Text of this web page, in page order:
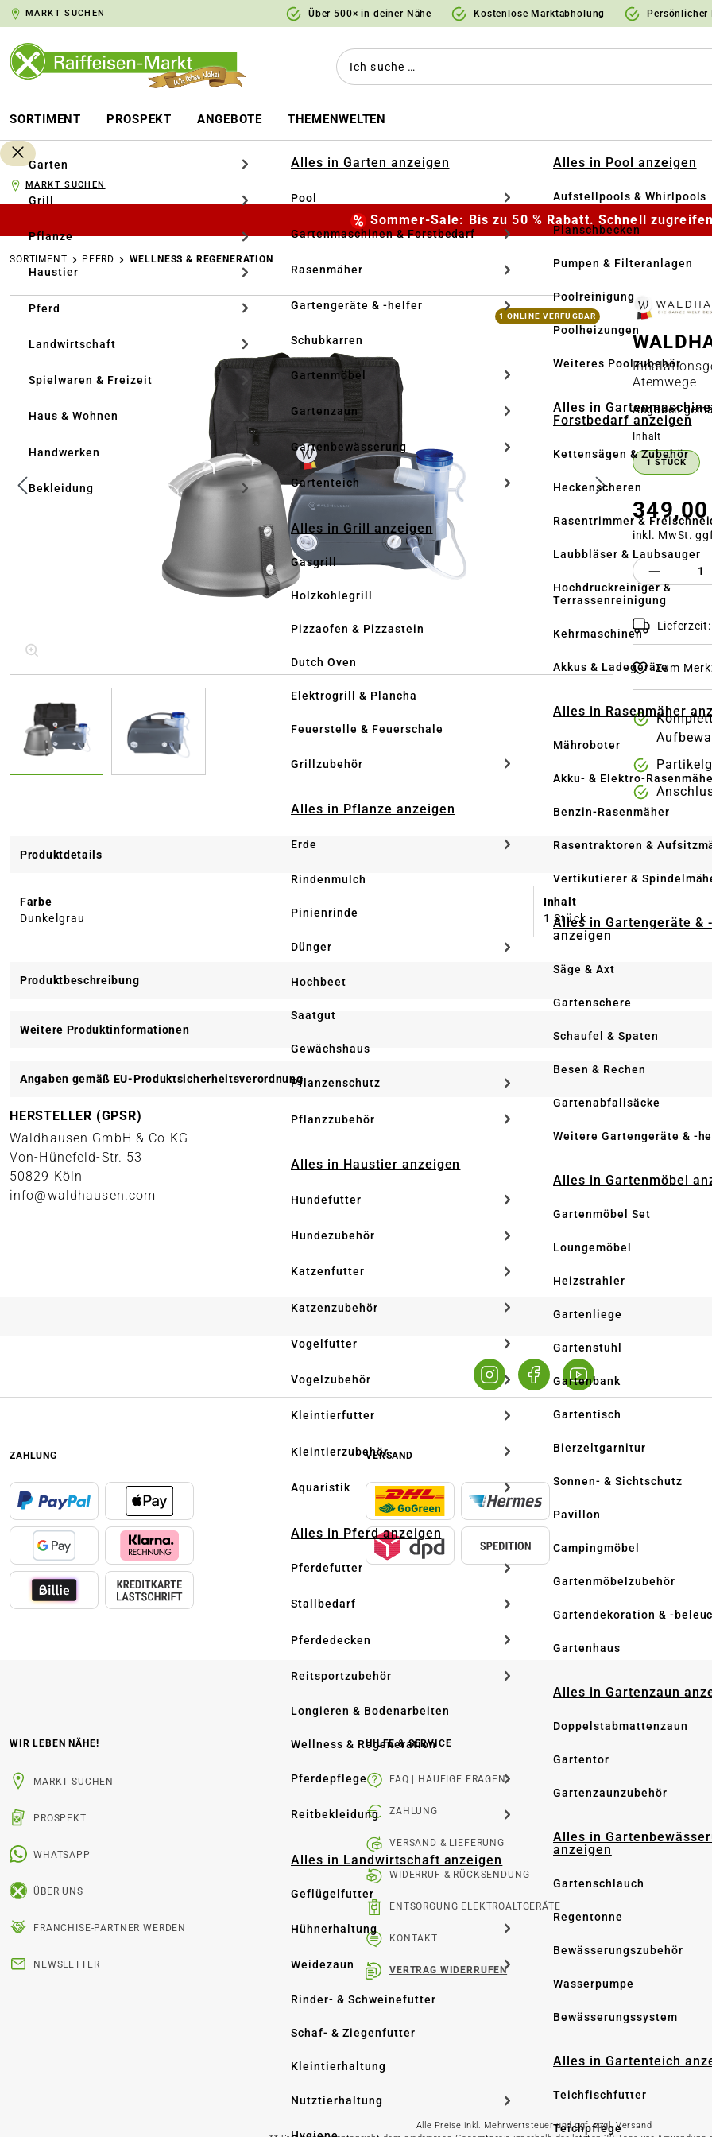
Zur Hauptnavigation springen
MARKT SUCHEN Über 500× in deiner Nähe Kostenlose Marktabholung Persönlicher
SORTIMENT PROSPEKT ANGEBOTE THEMENWELTEN
Garten
Grill
Pflanze
Haustier
Pferd
Landwirtschaft
Spielwaren & Freizeit
Haus & Wohnen
Handwerken
Bekleidung
Alles in Garten anzeigen
Pool
Gartenmaschinen & Forstbedarf
Rasenmäher
Gartengeräte & -helfer
Schubkarren
Gartenmöbel
Gartenzaun
Gartenbewässerung
Gartenteich
Alles in Grill anzeigen
Gasgrill
Holzkohlegrill
Pizzaofen & Pizzastein
Dutch Oven
Elektrogrill & Plancha
Feuerstelle & Feuerschale
Grillzubehör
Alles in Pflanze anzeigen
Erde
Rindenmulch
Pinienrinde
Dünger
Hochbeet
Saatgut
Gewächshaus
Pflanzenschutz
Pflanzzubehör
Alles in Haustier anzeigen
Hundefutter
Hundezubehör
Katzenfutter
Katzenzubehör
Vogelfutter
Vogelzubehör
Kleintierfutter
Kleintierzubehör
Aquaristik
Alles in Pferd anzeigen
Pferdefutter
Stallbedarf
Pferdedecken
Reitsportzubehör
Longieren & Bodenarbeiten
Wellness & Regeneration
Pferdepflege
Reitbekleidung
Alles in Landwirtschaft anzeigen
Geflügelfutter
Hühnerhaltung
Weidezaun
Rinder- & Schweinefutter
Schaf- & Ziegenfutter
Kleintierhaltung
Nutztierhaltung
Alles in Pool anzeigen
Aufstellpools & Whirlpools
Planschbecken
Pumpen & Filteranlagen
Poolreinigung
Poolheizungen
Weiteres Poolzubehör
Alles in
Forstbedarf anzeigen
Kettensägen & Zubehör
Heckenscheren
Rasentrimmer &
Laubbläser & Laubsauger
Hochdruckreiniger &
Terrassenreinigung
Kehrmaschinen
Akkus & Ladegeräte
Alles in Rasenmäher
Mähroboter
Akku- & Elektro-
Benzin-Rasenmäher
Rasentraktoren &
Vertikutierer &
Alles in Gartengeräte &
anzeigen
Säge & Axt
Gartenschere
Schaufel & Spaten
Besen & Rechen
Gartenabfallsäcke
Weitere Gartengeräte & -
Alles in Gartenmöbel
Gartenmöbel Set
Loungemöbel
Heizstrahler
Gartenliege
Gartenstuhl
Gartenbank
Gartentisch
Bierzeltgarnitur
Sonnen- & Sichtschutz
Pavillon
Campingmöbel
Gartenmöbelzubehör
Gartendekoration & -
Gartenhaus
Alles in Gartenzaun
Doppelstabmattenzaun
Gartentor
Gartenzaunzubehör
Alles in
anzeigen
Gartenschlauch
Regentonne
Bewässerungszubehör
Wasserpumpe
Bewässerungssystem
Alles in Gartenteich
Teichfischfutter
Teichpflege
MARKT SUCHEN
Sommer-Sale: Bis zu 50 % Rabatt. Schnell
SORTIMENT PFERD WELLNESS & REGENERATION
Bildergalerie überspringen
1 ONLINE VERFÜGBAR
Atemwege
Angaben
Inhalt
1 STÜCK
349,00
inkl. MwSt.
Produkt
Zum
Produktdetails
Farbe
Dunkelgrau
Inhalt
1 Stück
Produktbeschreibung
Weitere Produktinformationen
Angaben gemäß EU-Produktsicherheitsverordnung
HERSTELLER (GPSR)
Waldhausen GmbH & Co KG
Von-Hünefeld-Str. 53
50829 Köln
info@waldhausen.com
ZAHLUNG VERSAND
WIR LEBEN NÄHE!
MARKT SUCHEN
PROSPEKT
WHATSAPP
ÜBER UNS
FRANCHISE-PARTNER WERDEN
NEWSLETTER
HILFE & SERVICE
FAQ | HÄUFIGE FRAGEN
ZAHLUNG
VERSAND & LIEFERUNG
WIDERRUF & RÜCKSENDUNG
ENTSORGUNG ELEKTROALTGERÄTE
KONTAKT
VERTRAG WIDERRUFEN
Alle Preise inkl. Mehrwertsteuer und ggf. zzgl. Versand